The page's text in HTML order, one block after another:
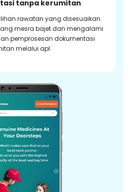
tanpa kerumitan
rawatan yang disesuaikan.
mesra bajet dan mengalami
pemprosesan dokumentasi
melalui apl.